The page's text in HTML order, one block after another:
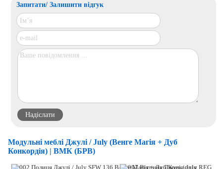
Запитати/ Залишити відгук
Модульні меблі Джулі / July (Венге Магія + Дуб
Конкордія) | ВМК (БРВ)